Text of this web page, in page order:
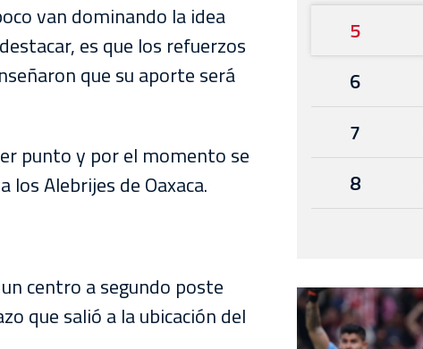
van dominando la idea
es que los refuerzos
que su aporte será
punto y por el momento se
Alebrijes de Oaxaca.
centro a segundo poste
que salió a la ubicación del
5
6
7
8